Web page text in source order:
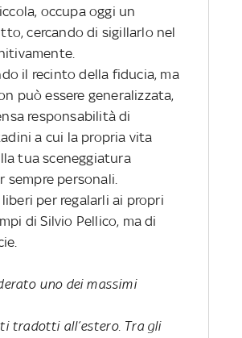
occupa oggi un
cercando di sigillarlo nel
il recinto della fiducia, ma
può essere generalizzata,
responsabilità di
a cui la propria vita
tua sceneggiatura
personali.
per regalarli ai propri
di Silvio Pellico, ma di
uno dei massimi
tradotti all’estero. Tra gli